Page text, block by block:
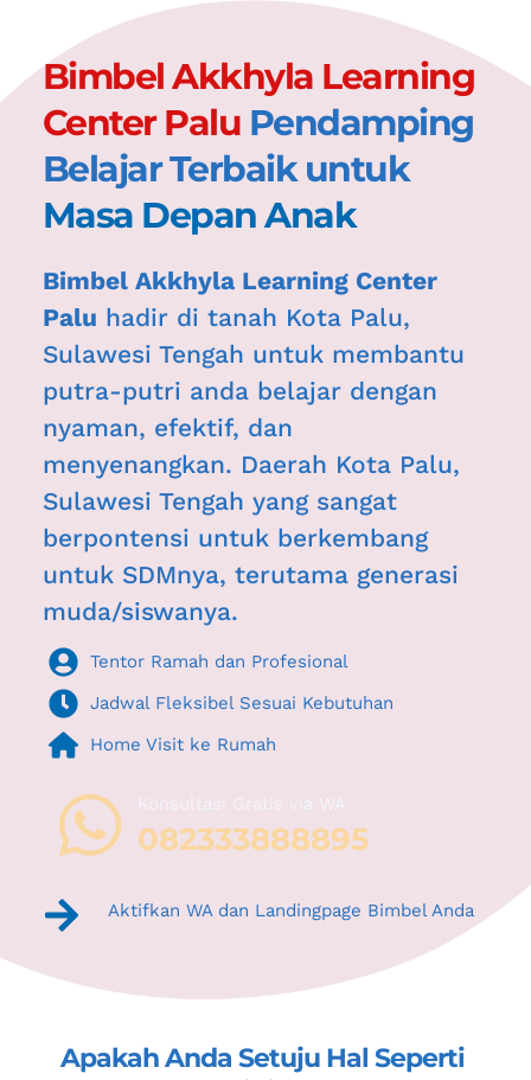
Bimbel Akkhyla Learning
Center Palu Pendamping
Belajar Terbaik untuk
Masa Depan Anak
Bimbel Akkhyla Learning Center
Palu hadir di tanah Kota Palu,
Sulawesi Tengah untuk membantu
putra-putri anda belajar dengan
nyaman, efektif, dan
menyenangkan. Daerah Kota Palu,
Sulawesi Tengah yang sangat
berpontensi untuk berkembang
untuk SDMnya, terutama generasi
muda/siswanya.
Tentor Ramah dan Profesional
Jadwal Fleksibel Sesuai Kebutuhan
Home Visit ke Rumah
082333888895
Aktifkan WA dan Landingpage Bimbel Anda
Apakah Anda Setuju Hal Seperti